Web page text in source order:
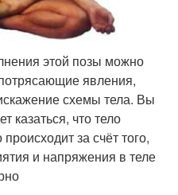
этой позы можно
явления,
схемы тела. Вы
казаться, что тело
за счёт того,
и напряжения в теле